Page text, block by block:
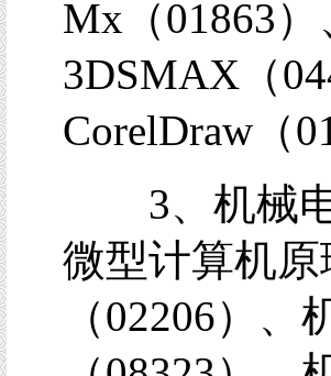
Mx（01863）
3DSMAX（
CorelDraw（
3、机械电
微型计算机
（02206）